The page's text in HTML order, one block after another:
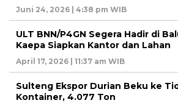
Juni 24, 2026 | 4:38 pm WIB
ULT BNN/P4GN Segera Hadir di
Kaepa Siapkan Kantor dan Lahan
April 17, 2026 | 11:37 am WIB
Sulteng Ekspor Durian Beku ke
Kontainer, 4.077 Ton